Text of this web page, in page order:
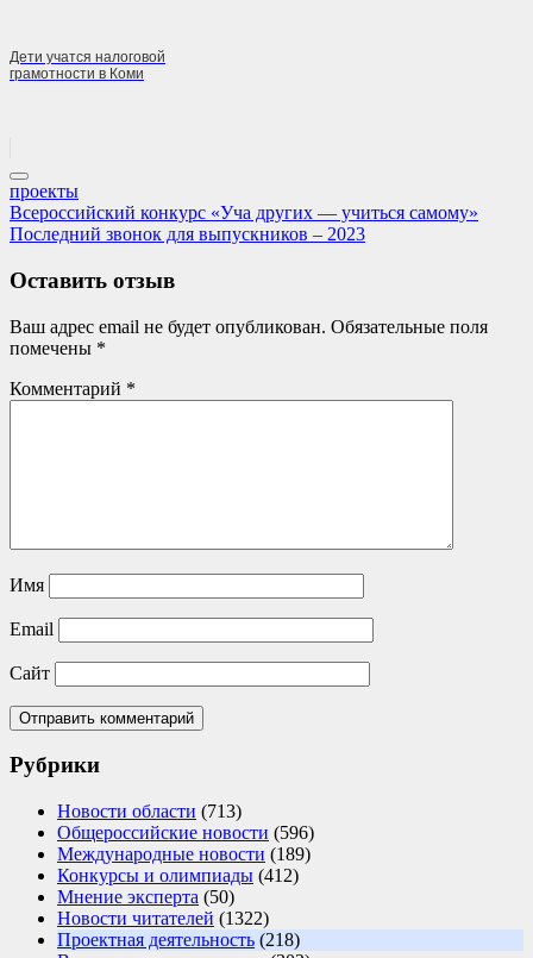
Дети учатся налоговой
грамотности в Коми
проекты
Навигация
по
записям
Previous
Post:
Всероссийский конкурс «Уча других — учиться самому»
Next
Последний звонок для выпускников – 2023
Оставить отзыв
Ваш адрес email не будет опубликован. Обязательные поля
помечены *
Комментарий *
Имя
Email
Сайт
Рубрики
Новости области (713)
Общероссийские новости (596)
Международные новости (189)
Конкурсы и олимпиады (412)
Мнение эксперта (50)
Новости читателей (1322)
Проектная деятельность (218)